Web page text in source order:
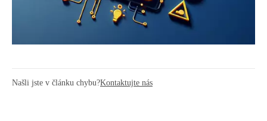
Našli jste v článku chybu?Kontaktujte nás